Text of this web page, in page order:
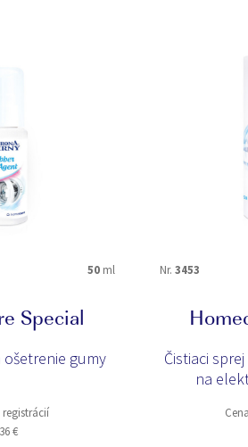
E-WATERRESIST
50ml
Special
gumy
registrácií
€
Nr. 3453
Čistiaci
na